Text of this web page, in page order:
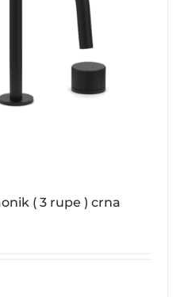
( 3 rupe ) crna